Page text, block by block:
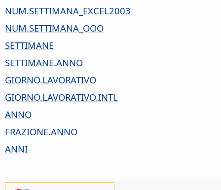
NUM.SETTIMANA_EXCEL2003
NUM.SETTIMANA_OOO
SETTIMANE
SETTIMANE.ANNO
GIORNO.LAVORATIVO
GIORNO.LAVORATIVO.INTL
ANNO
FRAZIONE.ANNO
ANNI